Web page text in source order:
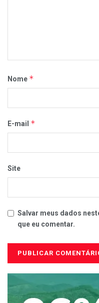
Nome *
E-mail *
Site
Salvar meus dados
que eu comentar.